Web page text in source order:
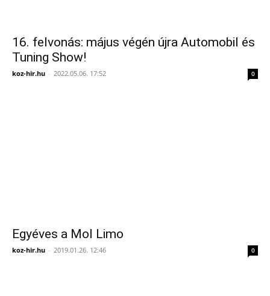
16. felvonás: május végén újra Automobil és
Tuning Show!
koz-hir.hu - 2022.05.06. 17:52 0
Egyéves a Mol Limo
koz-hir.hu - 2019.01.26. 12:46 0